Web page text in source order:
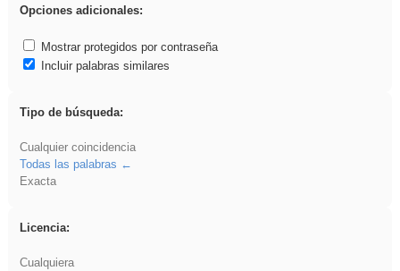
Opciones adicionales:
Mostrar protegidos por contraseña
Incluir palabras similares
Tipo de búsqueda:
Cualquier coincidencia
Todas las palabras
Exacta
Licencia:
Cualquiera